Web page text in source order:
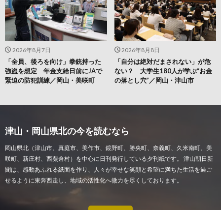
2026年8月8日
「自分は絶対だまされない」が危
ない？ 大学生180人が学ぶ“お金
の落とし穴”／岡山・津山市
2026年8月7日
「全員、後ろを向け」拳銃持った
強盗を想定 年金支給日前にJAで
緊迫の防犯訓練／岡山・美咲町
津山・岡山県北の今を読むなら
岡山県北（津山市、真庭市、美作市、鏡野町、勝央町、奈義町、久米南町、美
咲町、新庄村、西粟倉村）を中心に日刊発行している夕刊紙です。 津山朝日新
聞は、感動あふれる紙面を作り、人々が幸せな笑顔と希望に満ちた生活を過ご
せるように東奔西走し、地域の活性化へ微力を尽くしております。